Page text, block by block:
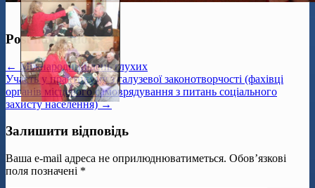
Post navigation
← Міжнародний день глухих
Участь у практикуму з галузевої законотворчості (фахівці
органів місцевого самоврядування з питань соціального
захисту населення) →
Залишити відповідь
Ваша e-mail адреса не оприлюднюватиметься. Обов’язкові
поля позначені *